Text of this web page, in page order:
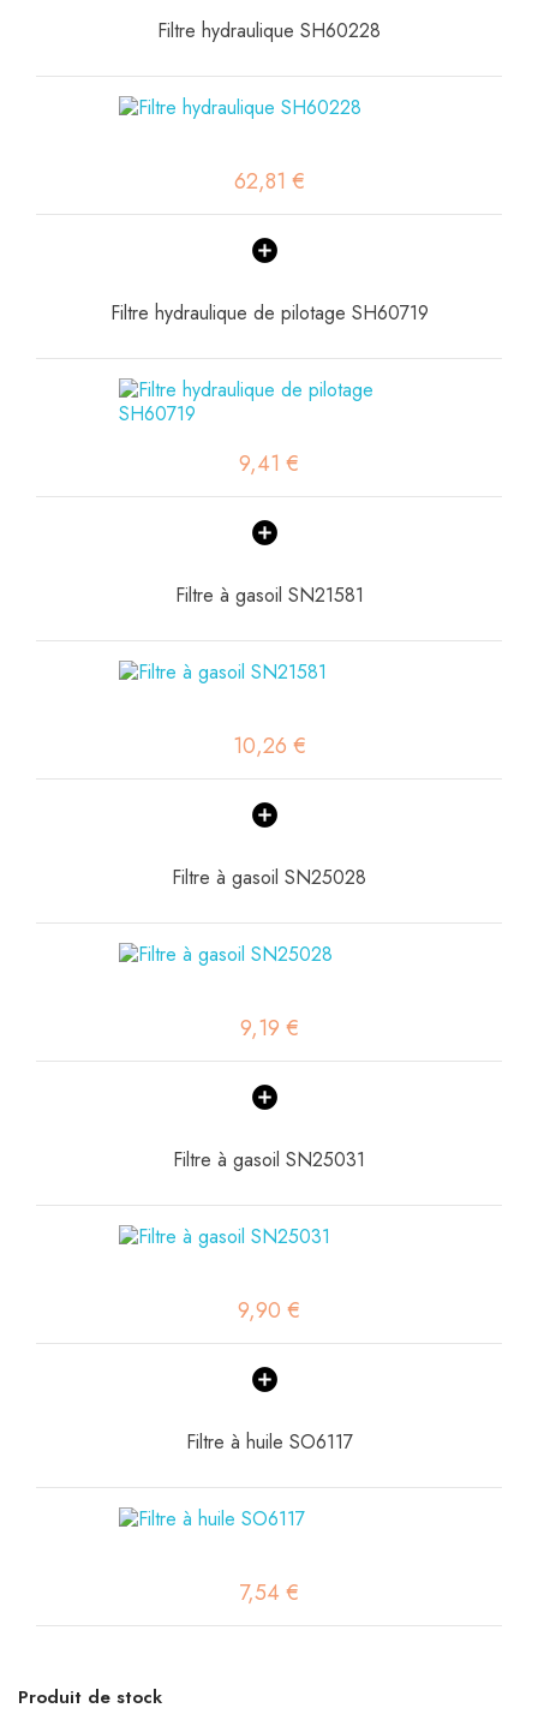
Filtre hydraulique SH60228
62,81 €
Filtre hydraulique de pilotage SH60719
9,41 €
Filtre à gasoil SN21581
10,26 €
Filtre à gasoil SN25028
9,19 €
Filtre à gasoil SN25031
9,90 €
Filtre à huile SO6117
7,54 €
Produit de stock